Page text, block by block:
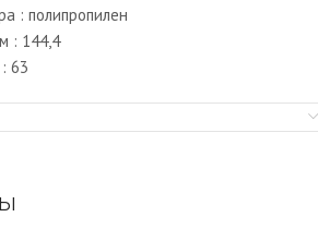
: полипропилен
: 144,4
63